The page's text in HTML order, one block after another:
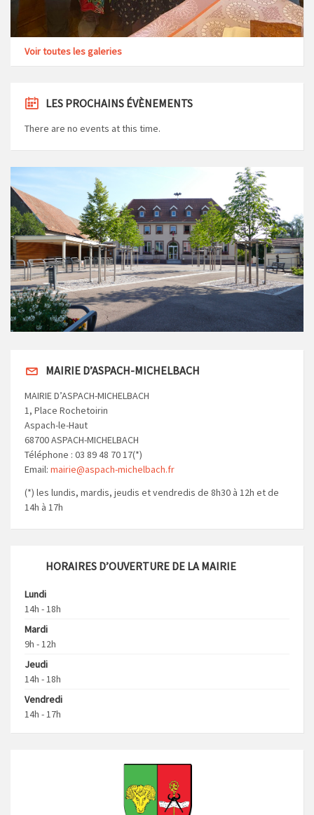
Voir toutes les galeries
LES PROCHAINS ÉVÈNEMENTS
There are no events at this time.
MAIRIE D’ASPACH-MICHELBACH
MAIRIE D’ASPACH-MICHELBACH
1, Place Rochetoirin
Aspach-le-Haut
68700 ASPACH-MICHELBACH
Téléphone : 03 89 48 70 17(*)
Email: mairie@aspach-michelbach.fr
(*) les lundis, mardis, jeudis et vendredis de 8h30 à 12h et de
14h à 17h
HORAIRES D’OUVERTURE DE LA MAIRIE
Lundi
14h - 18h
Mardi
9h - 12h
Jeudi
14h - 18h
Vendredi
14h - 17h